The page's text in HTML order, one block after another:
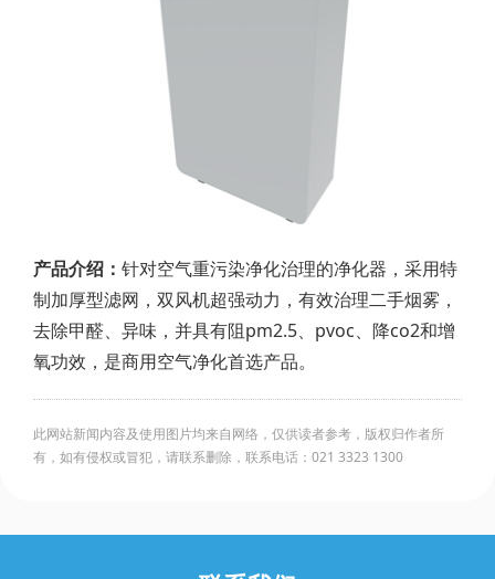
产品介绍： 针对空气重污染净化治理的净化器，采用特
制加厚型滤网，双风机超强动力，有效治理二手烟雾，
去除甲醛、异味，并具有阻pm2.5、pvoc、降co2和增
氧功效，是商用空气净化首选产品。
此网站新闻内容及使用图片均来自网络，仅供读者参考，版权归作者所
有，如有侵权或冒犯，请联系删除，联系电话：021 3323 1300